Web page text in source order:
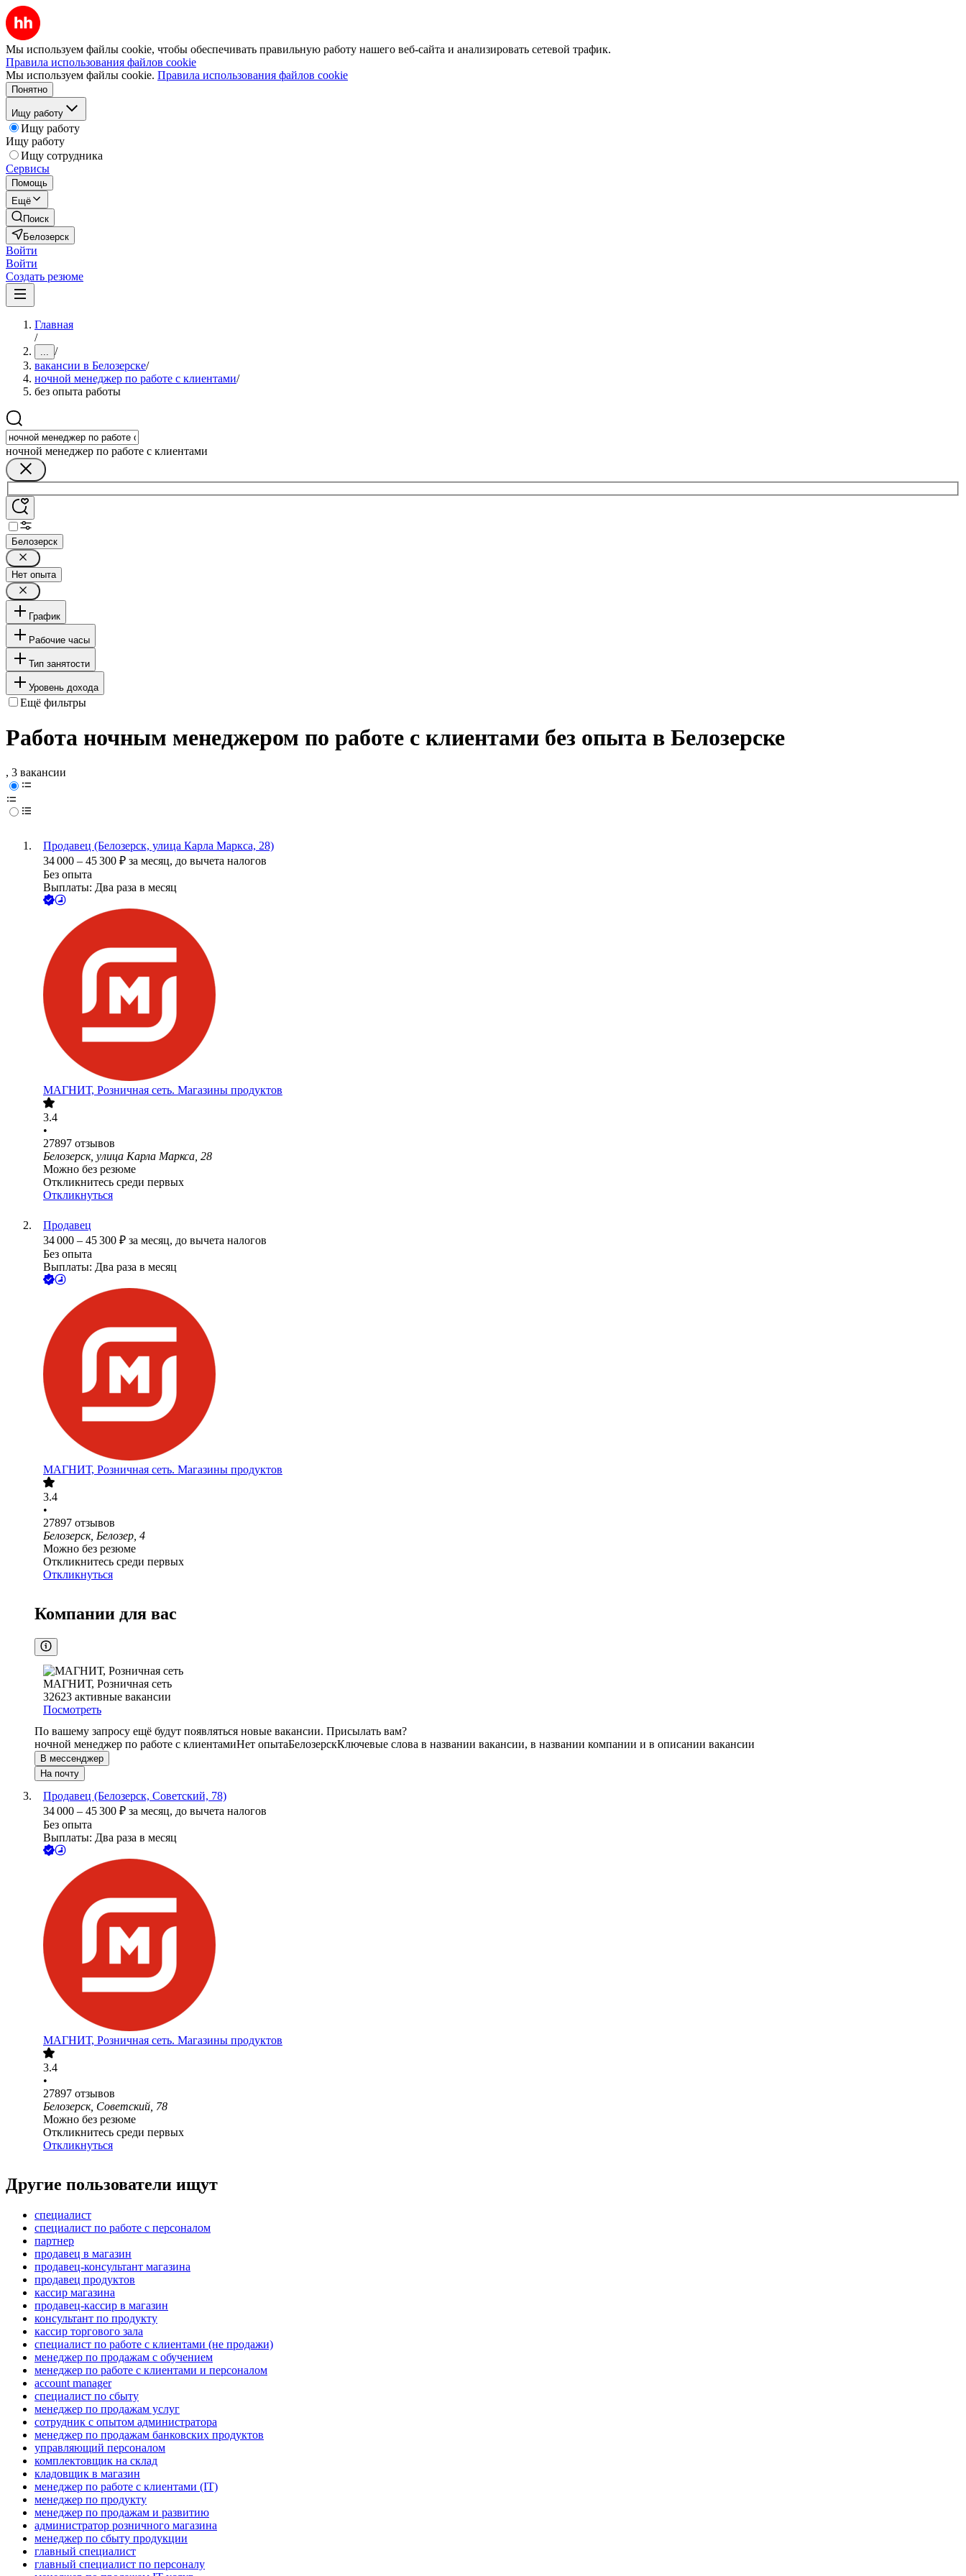
Мы используем файлы cookie, чтобы обеспечивать правильную работу нашего веб-сайта и анализировать сетевой трафик.
Правила использования файлов cookie
Мы используем файлы cookie. Правила использования файлов cookie
Понятно
Ищу работу
Ищу работу
Ищу работу
Ищу сотрудника
Сервисы
Помощь
Ещё
Поиск
Белозерск
Войти
Войти
Создать резюме
Главная
/
... /
вакансии в Белозерске/
ночной менеджер по работе с клиентами/
без опыта работы
ночной менеджер по работе с клиентами
Белозерск
Нет опыта
График
Рабочие часы
Тип занятости
Уровень дохода
Ещё фильтры
Работа ночным менеджером по работе с клиентами без опыта в Белозерске
, 3 вакансии
Продавец (Белозерск, улица Карла Маркса, 28)
34 000 – 45 300 ₽ за месяц, до вычета налогов
Без опыта
Выплаты: Два раза в месяц
МАГНИТ, Розничная сеть. Магазины продуктов
3.4
•
27897 отзывов
Белозерск, улица Карла Маркса, 28
Можно без резюме
Откликнитесь среди первых
Откликнуться
Продавец
34 000 – 45 300 ₽ за месяц, до вычета налогов
Без опыта
Выплаты: Два раза в месяц
МАГНИТ, Розничная сеть. Магазины продуктов
3.4
•
27897 отзывов
Белозерск, Белозер, 4
Можно без резюме
Откликнитесь среди первых
Откликнуться
Компании для вас
МАГНИТ, Розничная сеть
32623 активные вакансии
Посмотреть
По вашему запросу ещё будут появляться новые вакансии. Присылать вам?
ночной менеджер по работе с клиентамиНет опытаБелозерскКлючевые слова в названии вакансии, в названии компании и в описании вакансии
В мессенджер
На почту
Продавец (Белозерск, Советский, 78)
34 000 – 45 300 ₽ за месяц, до вычета налогов
Без опыта
Выплаты: Два раза в месяц
МАГНИТ, Розничная сеть. Магазины продуктов
3.4
•
27897 отзывов
Белозерск, Советский, 78
Можно без резюме
Откликнитесь среди первых
Откликнуться
Другие пользователи ищут
специалист
специалист по работе с персоналом
партнер
продавец в магазин
продавец-консультант магазина
продавец продуктов
кассир магазина
продавец-кассир в магазин
консультант по продукту
кассир торгового зала
специалист по работе с клиентами (не продажи)
менеджер по продажам с обучением
менеджер по работе с клиентами и персоналом
account manager
специалист по сбыту
менеджер по продажам услуг
сотрудник с опытом администратора
менеджер по продажам банковских продуктов
управляющий персоналом
комплектовщик на склад
кладовщик в магазин
менеджер по работе с клиентами (IT)
менеджер по продукту
менеджер по продажам и развитию
администратор розничного магазина
менеджер по сбыту продукции
главный специалист
главный специалист по персоналу